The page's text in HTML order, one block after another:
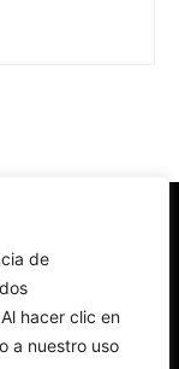
de
hacer clic en
a nuestro uso
sociedad